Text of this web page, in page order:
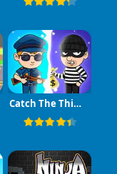
Catch The Thief